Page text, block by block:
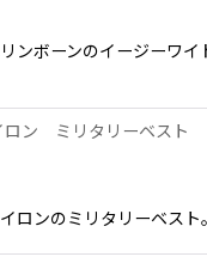
ボーンのイージーワイ
ロン ミリタリーベスト
ンのミリタリーベス